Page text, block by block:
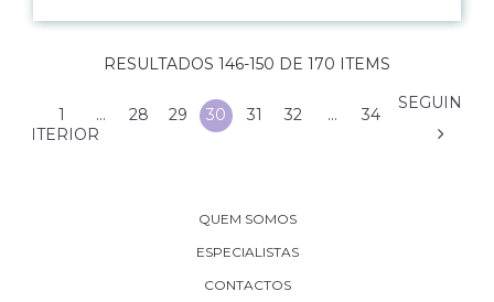
RESULTADOS 146-150 DE 170 ITEMS
ANTERIOR
1 … 28 29 30 31 32 … 34
SEGUINTE
QUEM SOMOS
ESPECIALISTAS
CONTACTOS